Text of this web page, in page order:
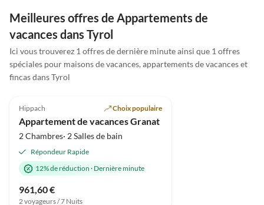
Bleiben Sie gesund und ein
gutes Jahr.
eine kurvige Bergstraße
Glück konnten wir den
wunderbaren Sitzplatz auf
alle gut erholt und
bedanken uns bei Edith für
Meilleures offres de Appartements de
vacances dans Tyrol
Ici vous trouverez 1 offres de dernière minute ainsi que 1 offres
spéciales pour maisons de vacances, appartements de vacances et
fincas dans Tyrol
Hippach Choix populaire
Appartement de vacances Granat
2 Chambres· 2 Salles de bain
Répondeur Rapide
12% de réduction · Dernière minute
961,60 €
2 voyageurs / 7 Nuits